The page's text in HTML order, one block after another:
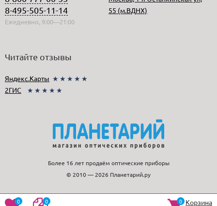
8-495-505-11-14
Ежедневно, 9:00—21:00
55 (м.ВДНХ)
Читайте отзывы
Яндекс.Карты ★★★★★
2ГИС
★★★★★
Более 16 лет продаём оптические приборы
© 2010 — 2026 Планетарий.ру
0 0 0 Корзина